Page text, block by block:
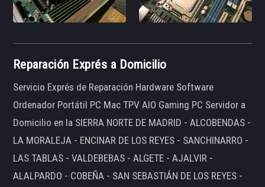
Reparación Exprés a Domicilio
Servicio Exprés de Reparación Hardware Software
Ordenador Portátil PC Mac TPV AIO Gaming PC Servidor a
Domicilio en la SIERRA NORTE DE MADRID - ALCOBENDAS -
LA MORALEJA - ENCINAR DE LOS REYES - SANCHINARRO -
LAS TABLAS - VALDEBEBAS - ALGETE - AJALVIR -
ALALPARDO - COBEÑA - SAN SEBASTIÁN DE LOS REYES -